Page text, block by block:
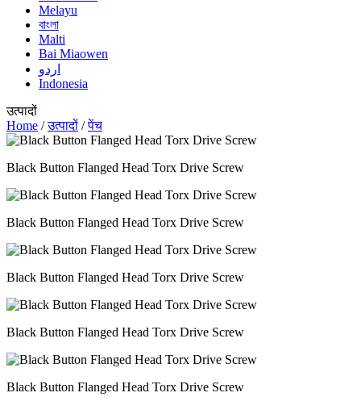
Melayu
বাংলা
Malti
Bai Miaowen
اردو
Indonesia
उत्पादों
Home /उत्पादों /पेंच
Black Button Flanged Head Torx Drive Screw
Black Button Flanged Head Torx Drive Screw
Black Button Flanged Head Torx Drive Screw
Black Button Flanged Head Torx Drive Screw
Black Button Flanged Head Torx Drive Screw